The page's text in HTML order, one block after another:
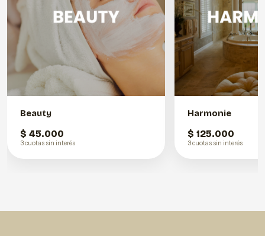
Beauty
$ 45.000
3 cuotas sin interés
Harmonie
$ 125.000
3 cuotas sin interés